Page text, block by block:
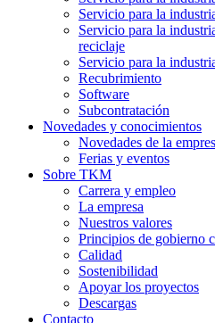
Servicio para la
Servicio para la
reciclaje
Servicio para la
Recubrimiento
Software
Subcontratación
Novedades y conocimientos
Novedades de la
Ferias y eventos
Sobre TKM
Carrera y empleo
La empresa
Nuestros valores
Principios de gobierno
Calidad
Sostenibilidad
Apoyar los proyectos
Descargas
Contacto